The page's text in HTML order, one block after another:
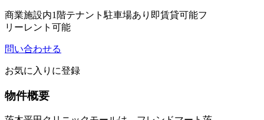
商業施設内1階テナント 駐車場あり 即賃貸可能フ
リーレント可能
問い合わせる
お気に入りに登録
物件概要